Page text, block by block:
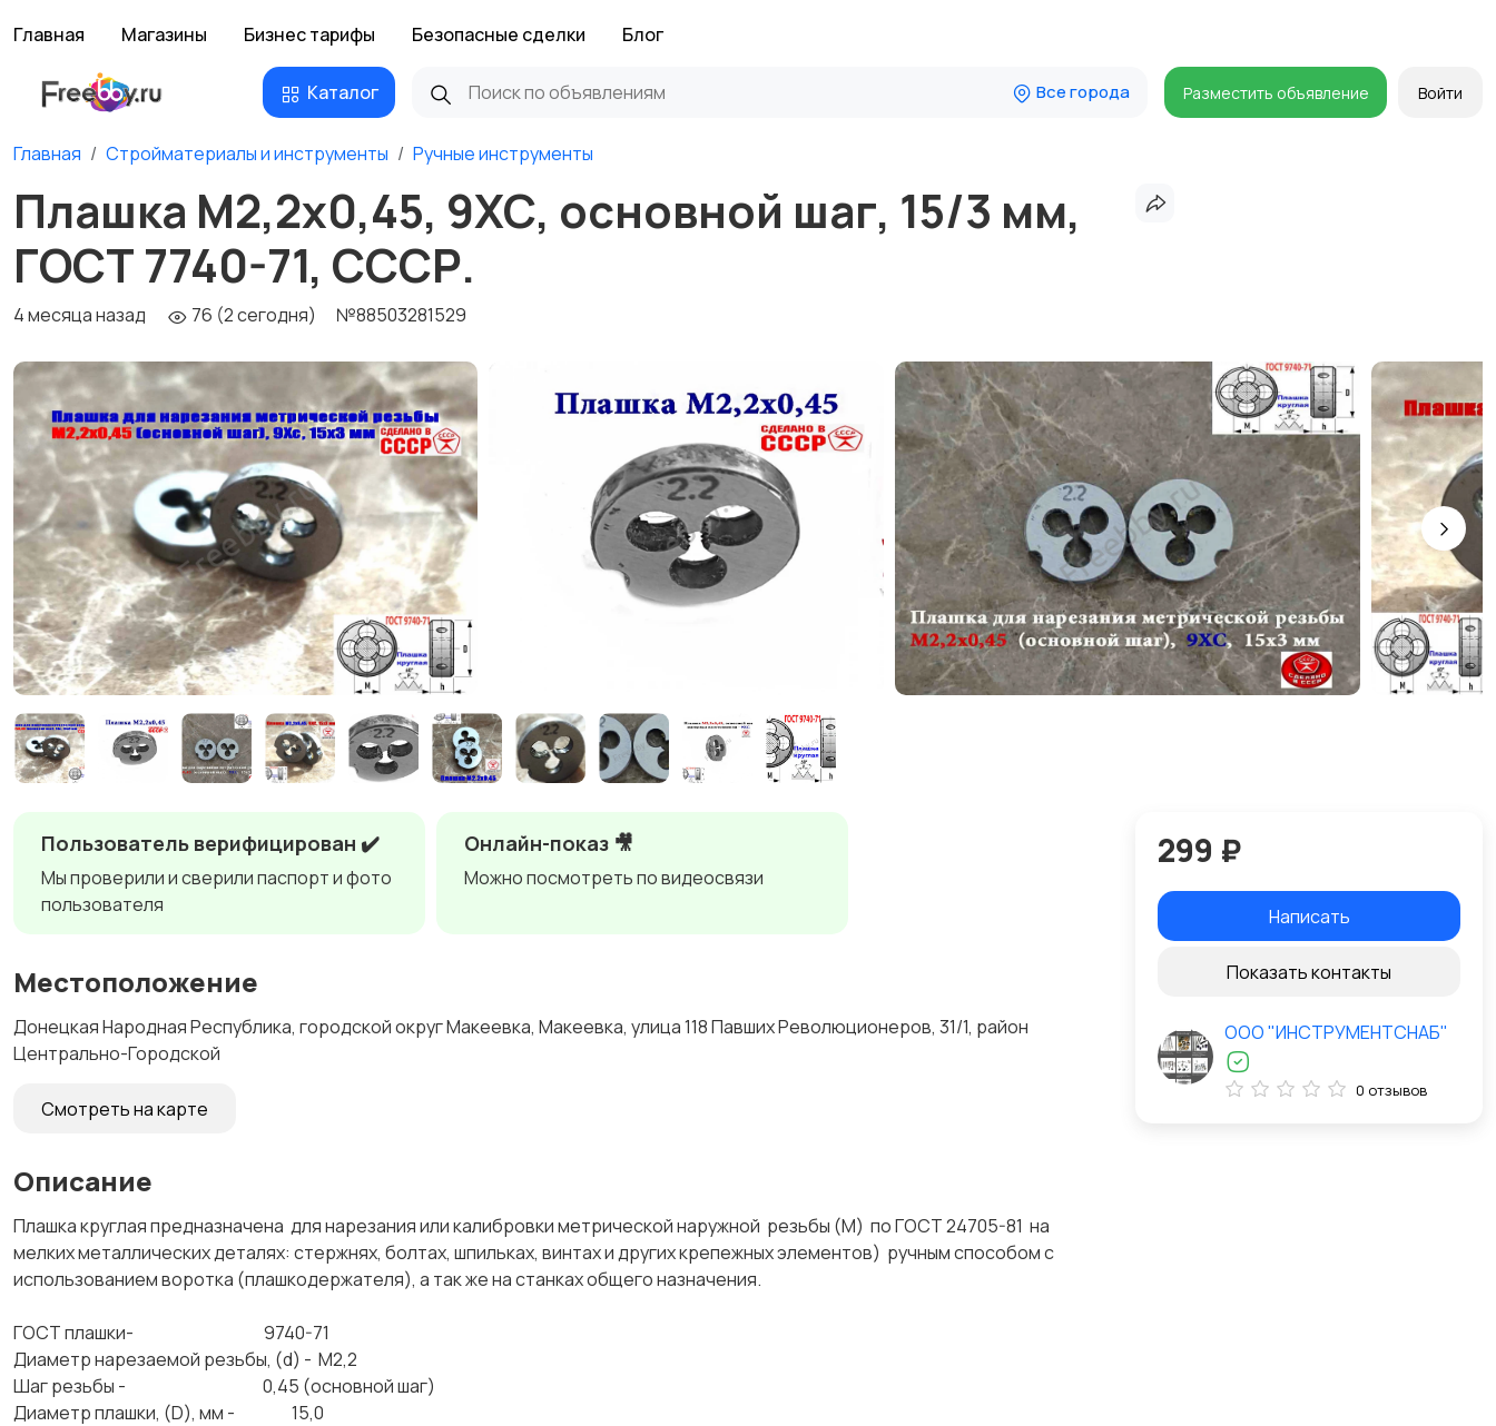
Главная Магазины Бизнес тарифы Безопасные сделки Блог
Каталог Все города Разместить объявление Войти
Главная Стройматериалы и инструменты Ручные инструменты
Плашка М2,2х0,45, 9ХС, основной шаг, 15/3 мм,
ГОСТ 7740-71, СССР.
4 месяца назад 76 (2 сегодня) №88503281529
Пользователь верифицирован ✔️
Мы проверили и сверили паспорт и фото
пользователя
Онлайн-показ 🎥
Можно посмотреть по видеосвязи
Местоположение
Донецкая Народная Республика, городской округ Макеевка, Макеевка, улица 118 Павших Революционеров, 31/1, район
Центрально-Городской
Смотреть на карте
Описание
Плашка круглая предназначена для нарезания или калибровки метрической наружной резьбы (М) по ГОСТ 24705-81 на
мелких металлических деталях: стержнях, болтах, шпильках, винтах и других крепежных элементов) ручным способом с
использованием воротка (плашкодержателя), а так же на станках общего назначения.
ГОСТ плашки- 9740-71
Диаметр нарезаемой резьбы, (d) - М2,2
Шаг резьбы - 0,45 (основной шаг)
Диаметр плашки, (D), мм - 15,0
299 ₽
Написать
Показать контакты
ООО "ИНСТРУМЕНТСНАБ"
0 отзывов